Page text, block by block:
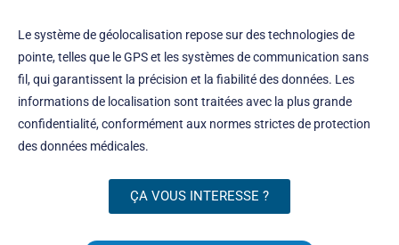
Le système de géolocalisation repose sur des technologies de
pointe, telles que le GPS et les systèmes de communication sans
fil, qui garantissent la précision et la fiabilité des données. Les
informations de localisation sont traitées avec la plus grande
confidentialité, conformément aux normes strictes de protection
des données médicales.
ÇA VOUS INTERESSE ?